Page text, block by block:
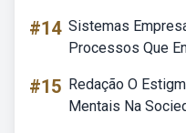
#14 Sistemas
Processos Que
#15 Redação O
Mentais Na